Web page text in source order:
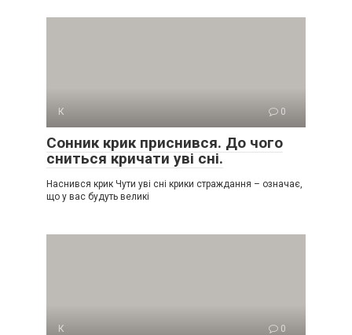
К 0
Сонник крик приснився. До чого
сниться кричати уві сні.
Наснився крик Чути уві сні крики страждання – означає,
що у вас будуть великі
К 0